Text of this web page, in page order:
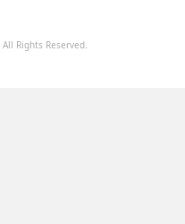
All Rights Reserved.